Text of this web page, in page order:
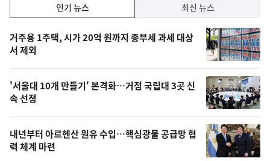
기,
최
신,
오
늘
의
영
상
인기 뉴스 최신 뉴스
기
뉴
스
거주용 1주택, 시가 20억 원까지 종부세 과세 대상
서 제외
'서울대 10개 만들기' 본격화…거점 국립대 3곳 신
속 선정
내년부터 아르헨산 원유 수입…핵심광물 공급망 협
력 체계 마련